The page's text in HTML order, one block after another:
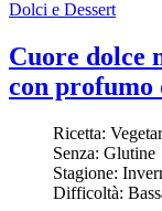
Dolci e Dessert
Cuore dolce
con profumo
Ricetta:
Senza: Glutine
Stagione:
Difficoltà: